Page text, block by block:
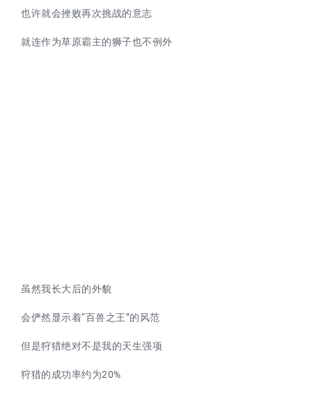
也许就会挫败再次挑战的意志
就连作为草原霸主的狮子也不例外
虽然我长大后的外貌
会俨然显示着“百兽之王”的风范
但是狩猎绝对不是我的天生强项
狩猎的成功率约为20%